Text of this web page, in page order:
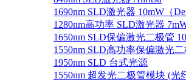
1690nm SLD激光器 10mW（
1280nm高功率 SLD激光器
1650nm SLD保偏激光二极管
1550nm SLD高功率保偏激光
1950nm SLD 台式光源
1550nm 超发光二极管模块 (光